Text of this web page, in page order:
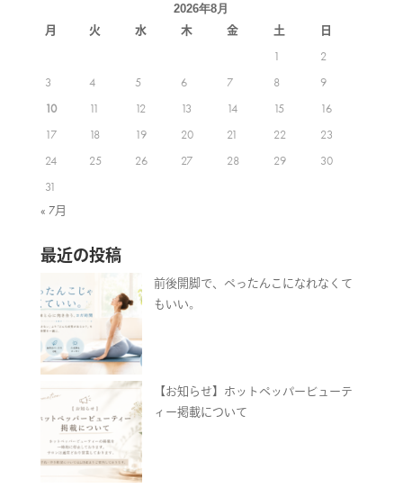
2026年8月
月 火 水 木 金 土
日
1
2
3
4 5 6 7 8
9
10
11 12 13 14 15
16
17
18 19 20 21 22
23
24
25 26 27 28 29
30
31
« 7月
最近の投稿
前後開脚で、ぺったんこになれなくて
もいい。
【お知らせ】ホットペッパービューテ
ィー掲載について